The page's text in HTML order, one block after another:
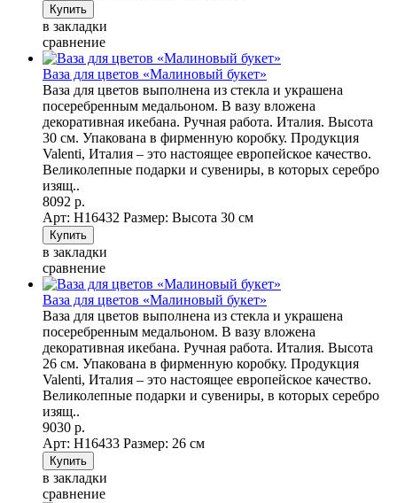
в закладки
сравнение
Ваза для цветов «Малиновый букет»
Ваза для цветов выполнена из стекла и украшена
посеребренным медальоном. В вазу вложена
декоративная икебана. Ручная работа. Италия. Высота
30 см. Упакована в фирменную коробку. Продукция
Valenti, Италия – это настоящее европейское качество.
Великолепные подарки и сувениры, в которых серебро
изящ..
8092 р.
Арт: Н16432 Размер: Высота 30 см
в закладки
сравнение
Ваза для цветов «Малиновый букет»
Ваза для цветов выполнена из стекла и украшена
посеребренным медальоном. В вазу вложена
декоративная икебана. Ручная работа. Италия. Высота
26 см. Упакована в фирменную коробку. Продукция
Valenti, Италия – это настоящее европейское качество.
Великолепные подарки и сувениры, в которых серебро
изящ..
9030 р.
Арт: Н16433 Размер: 26 см
в закладки
сравнение